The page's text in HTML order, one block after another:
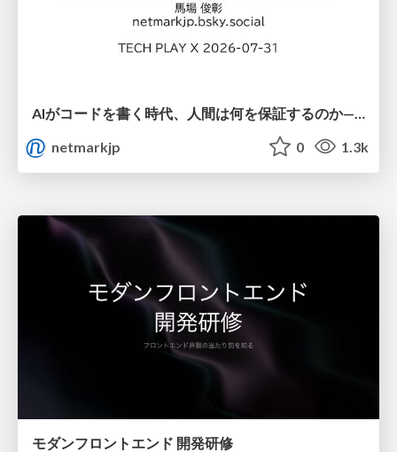
netmarkjp
0 1.3k
モダンフロントエンド 開発研修